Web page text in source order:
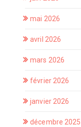
mai 2026
avril 2026
mars 2026
février 2026
janvier 2026
décembre 2025